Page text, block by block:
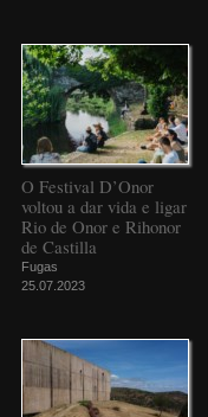
O Festival D’Onor
voltou a dar vida e ligar
Rio de Onor e Rihonor
de Castilla
Fugas
25.07.2023